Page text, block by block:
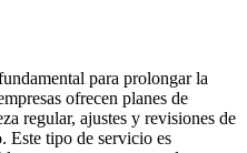
para prolongar la
ofrecen planes de
regular, ajustes y revisiones de
Este tipo de servicio es